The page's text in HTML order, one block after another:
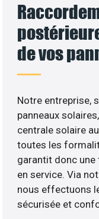
de vos
Notre entreprise,
panneaux
centrale solaire
toutes les
garantit donc une
en service. Via
nous effectuons
sécurisée et